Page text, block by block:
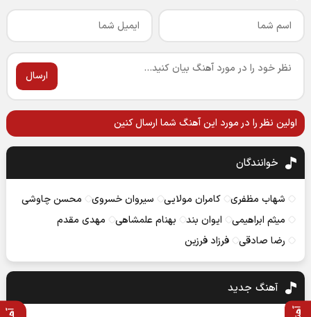
ارسال
اولین نظر را در مورد این آهنگ شما ارسال کنین
خوانندگان
شهاب مظفری کامران مولایی سیروان خسروی
محسن چاوشی
میثم ابراهیمی
ایوان بند بهنام علمشاهی
مهدی مقدم
رضا صادقی
فرزاد فرزین
آهنگ جديد